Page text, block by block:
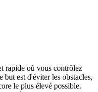
rapide où vous contrôlez
est d'éviter les obstacles,
le plus élevé possible.